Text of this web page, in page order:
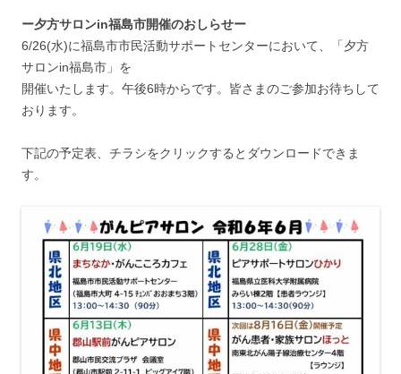
ー夕方サロンin福島市開催のおしらせー
6/26(水)に福島市市民活動サポートセンターにおいて、「夕方
サロンin福島市」を
開催いたします。午後6時からです。皆さまのご参加お待ちして
おります。
下記の予定表、チラシをクリックするとダウンロードできま
す。